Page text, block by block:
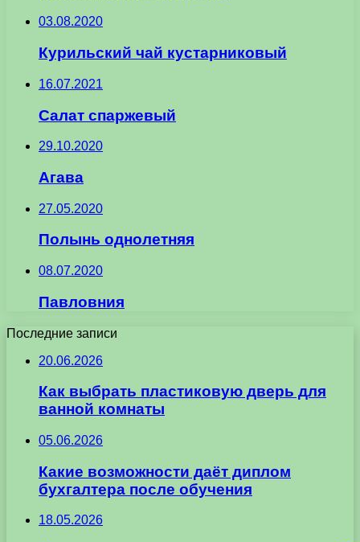
03.08.2020
Курильский чай кустарниковый
16.07.2021
Салат спаржевый
29.10.2020
Агава
27.05.2020
Полынь однолетняя
08.07.2020
Павловния
Последние записи
20.06.2026
Как выбрать пластиковую дверь для
ванной комнаты
05.06.2026
Какие возможности даёт диплом
бухгалтера после обучения
18.05.2026